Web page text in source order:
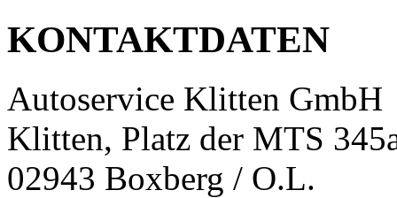
KONTAKTDATEN
Autoservice Klitten GmbH
Klitten, Platz der MTS
02943 Boxberg / O.L.